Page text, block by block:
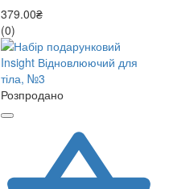
379.00₴
(0)
Розпродано